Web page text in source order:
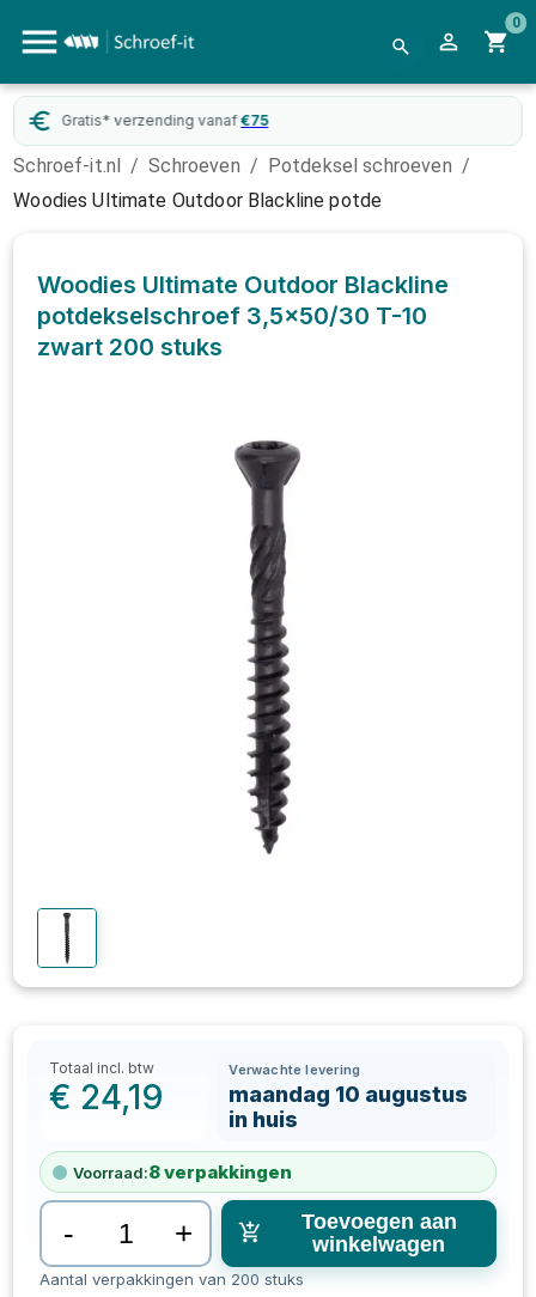
0
Gratis* verzending vanaf €75
Schroef-it.nl / Schroeven / Potdeksel schroeven /
Woodies Ultimate Outdoor Blackline potde
Woodies Ultimate Outdoor Blackline
potdekselschroef 3,5x50/30 T-10
zwart 200 stuks
Totaal incl. btw
€ 24,19
Verwachte levering
maandag 10 augustus
in huis
Voorraad:8verpakkingen
- +
Toevoegen aan
winkelwagen
Aantal verpakkingen van 200 stuks